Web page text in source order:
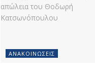
ΑΝΑΚΟΙΝΏΣΕΙΣ